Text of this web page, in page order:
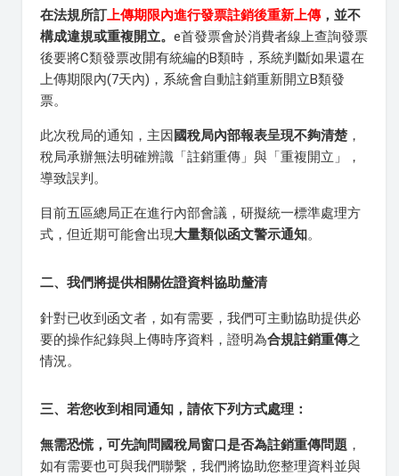
在法規所訂上傳期限內進行發票註銷後重新上傳，並不
構成違規或重複開立。 e首發票會於消費者線上查詢發票
後要將C類發票改開有統編的B類時，系統判斷如果還在
上傳期限內(7天內)，系統會自動註銷重新開立B類發
票。
此次稅局的通知，主因國稅局內部報表呈現不夠清楚 ，
稅局承辦無法明確辨識「註銷重傳」與「重複開立」，
導致誤判。
目前五區總局正在進行內部會議，研擬統一標準處理方
式，但近期可能會出現大量類似函文警示通知。
二、我們將提供相關佐證資料協助釐清
針對已收到函文者，如有需要，我們可主動協助提供必
要的操作紀錄與上傳時序資料，證明為合規註銷重傳之
情況。
三、若您收到相同通知，請依下列方式處理：
無需恐慌，可先詢問國稅局窗口是否為註銷重傳問題 ，
如有需要也可與我們聯繫，我們將協助您整理資料並與